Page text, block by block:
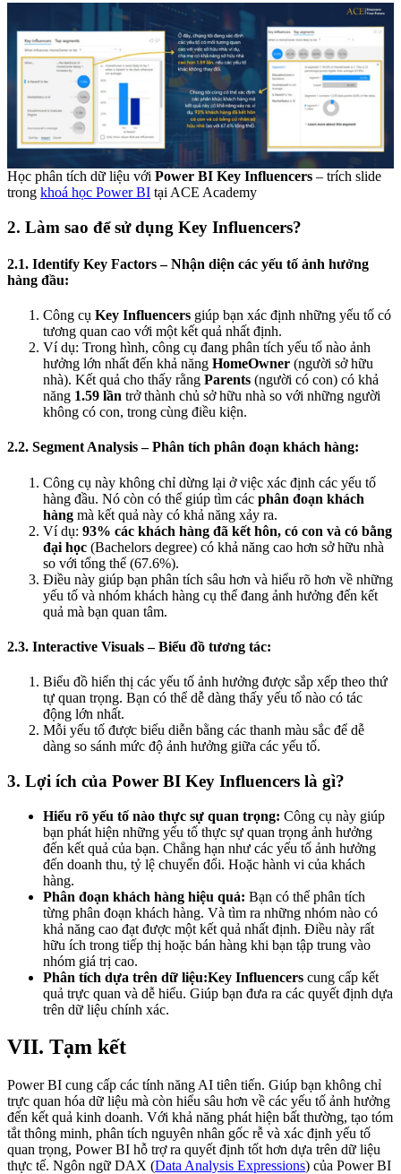
Học phân tích dữ liệu với Power BI Key Influencers – trích slide
trong khoá học Power BI tại ACE Academy
2. Làm sao để sử dụng Key Influencers?
2.1. Identify Key Factors – Nhận diện các yếu tố ảnh hưởng
hàng đầu:
Công cụ Key Influencers giúp bạn xác định những yếu tố có
tương quan cao với một kết quả nhất định.
Ví dụ: Trong hình, công cụ đang phân tích yếu tố nào ảnh
hưởng lớn nhất đến khả năng HomeOwner (người sở hữu
nhà). Kết quả cho thấy rằng Parents (người có con) có khả
năng 1.59 lần trở thành chủ sở hữu nhà so với những người
không có con, trong cùng điều kiện.
2.2. Segment Analysis – Phân tích phân đoạn khách hàng:
Công cụ này không chỉ dừng lại ở việc xác định các yếu tố
hàng đầu. Nó còn có thể giúp tìm các phân đoạn khách
hàng mà kết quả này có khả năng xảy ra.
Ví dụ: 93% các khách hàng đã kết hôn, có con và có bằng
đại học (Bachelors degree) có khả năng cao hơn sở hữu nhà
so với tổng thể (67.6%).
Điều này giúp bạn phân tích sâu hơn và hiểu rõ hơn về những
yếu tố và nhóm khách hàng cụ thể đang ảnh hưởng đến kết
quả mà bạn quan tâm.
2.3. Interactive Visuals – Biểu đồ tương tác:
Biểu đồ hiển thị các yếu tố ảnh hưởng được sắp xếp theo thứ
tự quan trọng. Bạn có thể dễ dàng thấy yếu tố nào có tác
động lớn nhất.
Mỗi yếu tố được biểu diễn bằng các thanh màu sắc để dễ
dàng so sánh mức độ ảnh hưởng giữa các yếu tố.
3. Lợi ích của Power BI Key Influencers là gì?
Hiểu rõ yếu tố nào thực sự quan trọng: Công cụ này giúp
bạn phát hiện những yếu tố thực sự quan trọng ảnh hưởng
đến kết quả của bạn. Chẳng hạn như các yếu tố ảnh hưởng
đến doanh thu, tỷ lệ chuyển đổi. Hoặc hành vi của khách
hàng.
Phân đoạn khách hàng hiệu quả: Bạn có thể phân tích
từng phân đoạn khách hàng. Và tìm ra những nhóm nào có
khả năng cao đạt được một kết quả nhất định. Điều này rất
hữu ích trong tiếp thị hoặc bán hàng khi bạn tập trung vào
nhóm giá trị cao.
Phân tích dựa trên dữ liệu:Key Influencers cung cấp kết
quả trực quan và dễ hiểu. Giúp bạn đưa ra các quyết định dựa
trên dữ liệu chính xác.
VII. Tạm kết
Power BI cung cấp các tính năng AI tiên tiến. Giúp bạn không chỉ
trực quan hóa dữ liệu mà còn hiểu sâu hơn về các yếu tố ảnh hưởng
đến kết quả kinh doanh. Với khả năng phát hiện bất thường, tạo tóm
tắt thông minh, phân tích nguyên nhân gốc rễ và xác định yếu tố
quan trọng, Power BI hỗ trợ ra quyết định tốt hơn dựa trên dữ liệu
thực tế. Ngôn ngữ DAX (Data Analysis Expressions) của Power BI